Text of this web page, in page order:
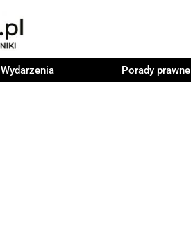
Wydarzenia Porady prawne